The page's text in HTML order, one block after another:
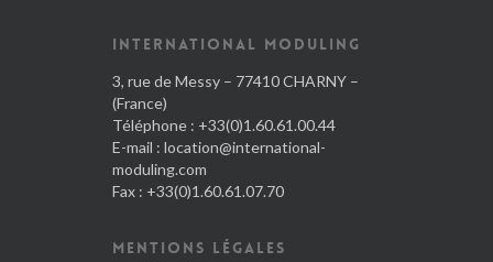
INTERNATIONAL MODULING
3, rue de Messy – 77410 CHARNY –
(France)
Téléphone : +33(0)1.60.61.00.44
E-mail : location@international-
moduling.com
Fax : +33(0)1.60.61.07.70
MENTIONS LÉGALES